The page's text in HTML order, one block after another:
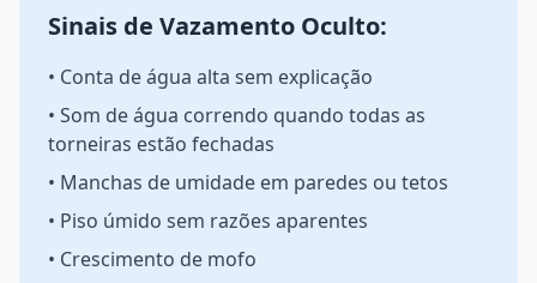
Sinais de Vazamento Oculto:
• Conta de água alta sem explicação
• Som de água correndo quando todas as
torneiras estão fechadas
• Manchas de umidade em paredes ou tetos
• Piso úmido sem razões aparentes
• Crescimento de mofo